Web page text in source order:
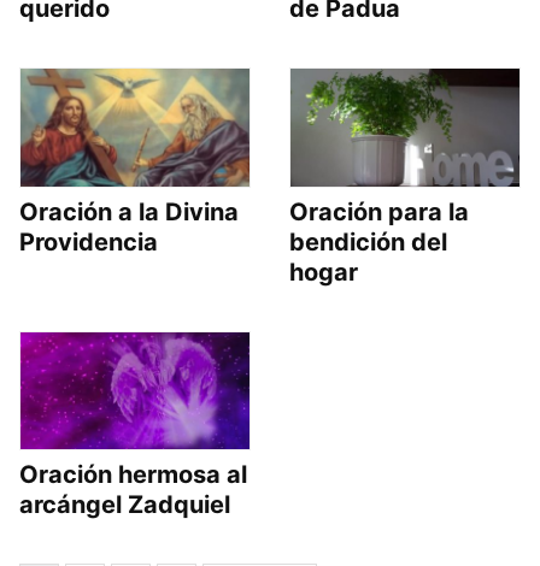
querido
de Padua
Oración a la Divina
Providencia
Oración para la
bendición del
hogar
Oración hermosa al
arcángel Zadquiel